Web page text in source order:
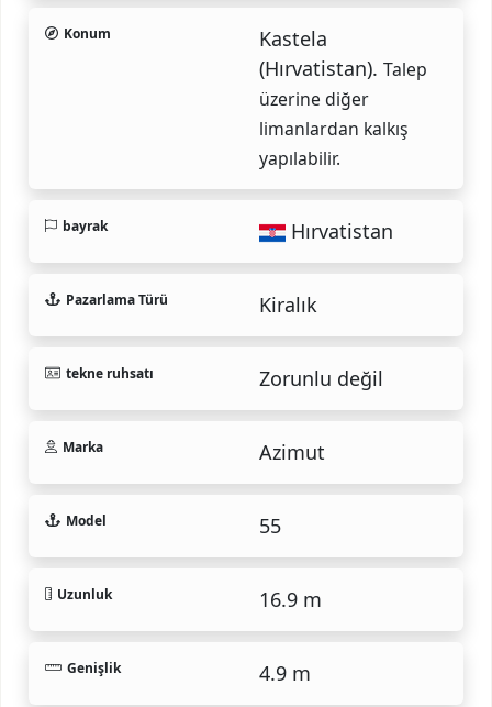
Konum
Kastela
(Hırvatistan). Talep
üzerine diğer
limanlardan kalkış
yapılabilir.
bayrak Hırvatistan
Pazarlama Türü Kiralık
tekne ruhsatı Zorunlu değil
Marka Azimut
Model 55
Uzunluk 16.9 m
Genişlik 4.9 m